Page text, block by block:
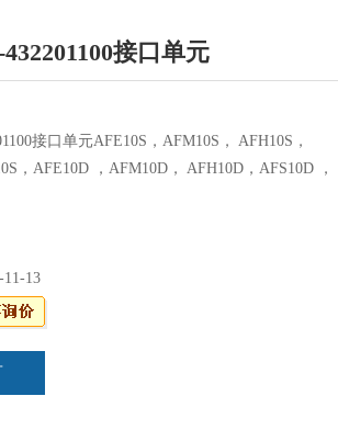
接口单元
接口单元AFE10S，AFM10S， AFH10S，
，AFE10D ，AFM10D， AFH10D，AFS10D ，
11-13